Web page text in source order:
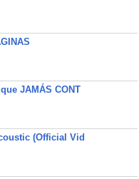
JAMÁS CONT
(Official Vid